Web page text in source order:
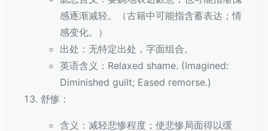
感逐渐减轻。（古籍中可能指含蓄表达；情
感变化。）
出处：无特定出处，字面组合。
英语含义：Relaxed shame. (Imagined:
Diminished guilt; Eased remorse.)
舒惨：
含义：减轻悲惨程度；使悲惨局面得以缓